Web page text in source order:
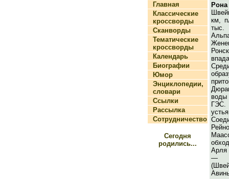
Главная
Классические
кроссворды
Сканворды
Тематические
кроссворды
Календарь
Биографии
Юмор
Энциклопедии,
словари
Ссылки
Рассылка
Сотрудничество
Сегодня
родились...
Рона
км,
тыс.
ГЭС.
Арля
—